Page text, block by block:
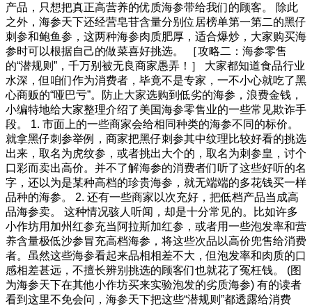
产品，只想把真正高营养的优质海参带给我们的顾客。 除此
之外，海参天下还经营皂苷含量分别位居榜单第一第二的黑仔
刺参和鲍鱼参，这两种海参肉质肥厚，适合爆炒，大家购买海
参时可以根据自己的做菜喜好挑选。 ［攻略二：海参零售
的“潜规则”，千万别被无良商家愚弄！］ 大家都知道食品行业
水深，但咱们作为消费者，毕竟不是专家，一不小心就吃了黑
心商贩的“哑巴亏”。防止大家选购到低劣的海参，浪费金钱，
小编特地给大家整理介绍了美国海参零售业的一些常见欺诈手
段。 1. 市面上的一些商家会给相同种类的海参不同的标价。
就拿黑仔刺参举例，商家把黑仔刺参其中纹理比较好看的挑选
出来，取名为虎纹参，或者挑出大个的，取名为刺参皇，讨个
口彩而卖出高价。并不了解海参的消费者们听了这些好听的名
字，还以为是某种高档的珍贵海参，就无端端的多花钱买一样
品种的海参。 2. 还有一些商家以次充好，把低档产品当成高
品海参卖。 这种情况骇人听闻，却是十分常见的。比如许多
小作坊用加州红参充当阿拉斯加红参，或者用一些泡发率和营
养含量极低沙参冒充高档海参，将这些次品以高价兜售给消费
者。虽然这些海参看起来品相相差不大，但泡发率和肉质的口
感相差甚远，不擅长辨别挑选的顾客们也就花了冤枉钱。 (图
为海参天下在其他小作坊买来实验泡发的劣质海参) 有的读者
看到这里不免会问，海参天下把这些“潜规则”都透露给消费